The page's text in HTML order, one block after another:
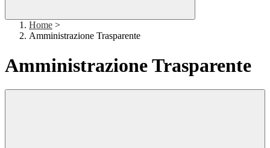
Home >
Amministrazione Trasparente
Amministrazione Trasparente